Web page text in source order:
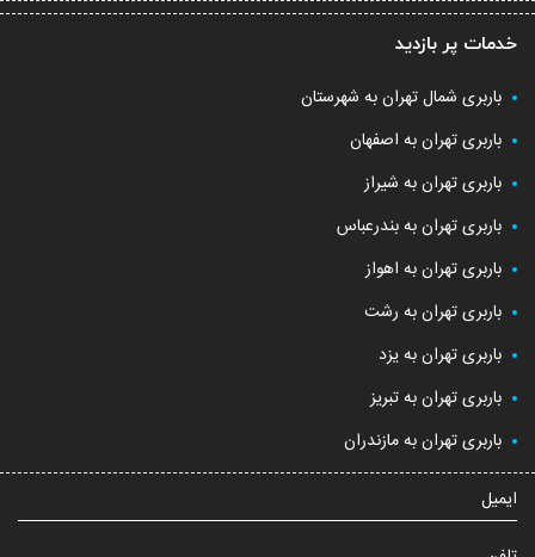
خدمات پر بازدید
باربری شمال تهران به شهرستان
باربری تهران به اصفهان
باربری تهران به شیراز
باربری تهران به بندرعباس
باربری تهران به اهواز
باربری تهران به رشت
باربری تهران به یزد
باربری تهران به تبریز
باربری تهران به مازندران
ایمیل